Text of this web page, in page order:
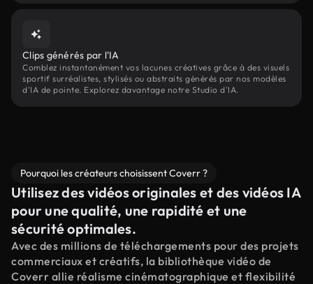
Clips générés par l'IA
Comblez instantanément vos lacunes créatives grâce à des visuels
sportif surréalistes, stylisés ou abstraits générés par nos modèles
d'IA de pointe. Explorez davantage notre Studio d'IA.
Pourquoi les créateurs choisissent Coverr ?
Utilisez des vidéos originales et des vidéos IA
pour une qualité, une rapidité et une
sécurité optimales.
Avec des millions de téléchargements pour des projets
commerciaux et créatifs, la bibliothèque vidéo de
Coverr allie réalisme cinématographique et flexibilité